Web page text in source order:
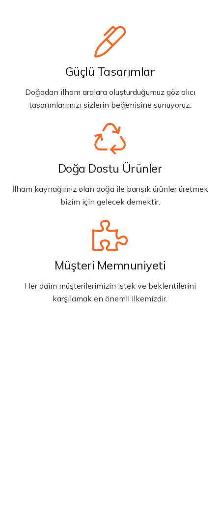
Güçlü Tasarımlar
Doğadan ilham aralara oluşturduğumuz göz alıcı
tasarımlarımızı sizlerin beğenisine sunuyoruz.
Doğa Dostu Ürünler
İlham kaynağımız olan doğa ile barışık ürünler üretmek
bizim için gelecek demektir.
Müşteri Memnuniyeti
Her daim müşterilerimizin istek ve beklentilerini
karşılamak en önemli ilkemizdir.